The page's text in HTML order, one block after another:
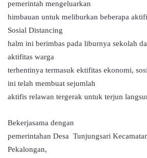
a
i
pemerintah mengeluarkan
himbauan untuk meliburkan beberapa
Sosial Distancing
halm ini berimbas pada liburnya sekolah
aktifitas warga
terhentinya termasuk ektifitas ekonomi,
ini telah membuat sejumlah
aktifis relawan tergerak untuk terjun
Bekerjasama dengan
pemerintahan Desa Tunjungsari
Pekalongan,